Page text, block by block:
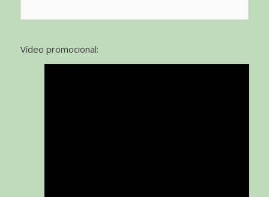
Vídeo promocional: